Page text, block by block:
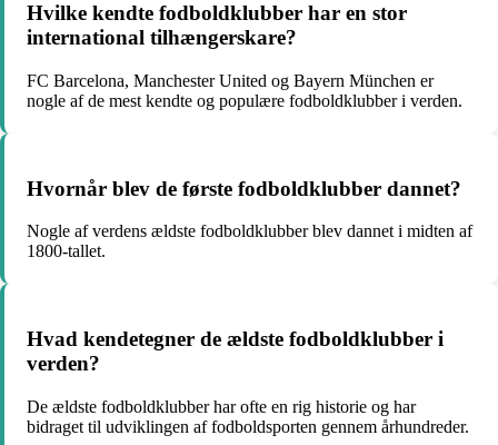
Hvilke kendte fodboldklubber har en stor
international tilhængerskare?
FC Barcelona, Manchester United og Bayern München er
nogle af de mest kendte og populære fodboldklubber i verden.
Hvornår blev de første fodboldklubber dannet?
Nogle af verdens ældste fodboldklubber blev dannet i midten af
1800-tallet.
Hvad kendetegner de ældste fodboldklubber i
verden?
De ældste fodboldklubber har ofte en rig historie og har
bidraget til udviklingen af fodboldsporten gennem århundreder.